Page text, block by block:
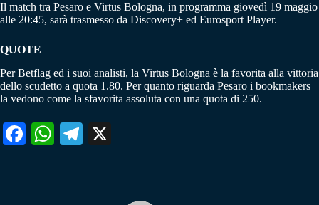
Il match tra Pesaro e Virtus Bologna, in programma giovedì 19 maggio
alle 20:45, sarà trasmesso da Discovery+ ed Eurosport Player.
QUOTE
Per Betflag ed i suoi analisti, la Virtus Bologna è la favorita alla vittoria
dello scudetto a quota 1.80. Per quanto riguarda Pesaro i bookmakers
la vedono come la sfavorita assoluta con una quota di 250.
Fa W
Te